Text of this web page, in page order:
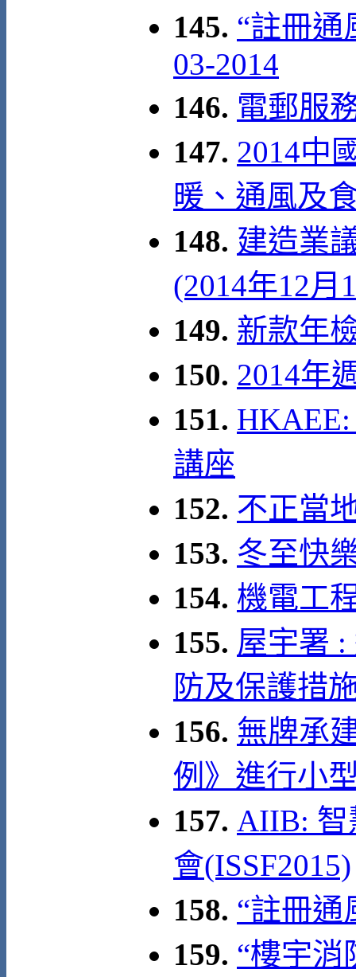
145. “註冊通
03-2014
146. 電郵服
147. 2014中
暖、通風及
148. 建造業
(2014年12月
149. 新款年
150. 2014年
151. HKAEE:
講座
152. 不正當
153. 冬至快
154. 機電工
155. 屋宇署
防及保護措
156. 無牌承
例》進行小
157. AIIB: 智
會(ISSF2015)
158. “註冊通
159. “樓宇消